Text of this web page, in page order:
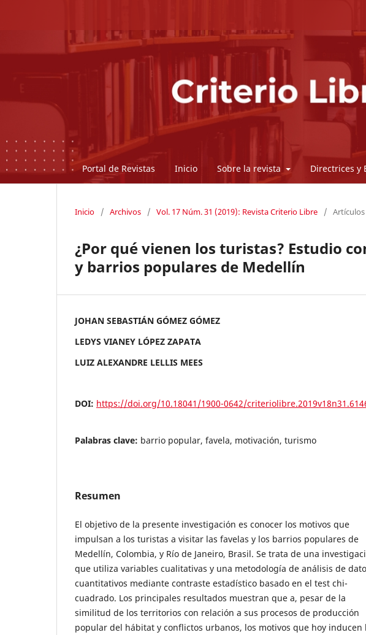
Portal de Revistas Inicio Sobre la revista Directrices y
Inicio / Archivos / Vol. 17 Núm. 31 (2019): Revista Criterio Libre / Artículos
¿Por qué vienen los turistas? Estudio
y barrios populares de Medellín
JOHAN SEBASTIÁN GÓMEZ GÓMEZ
LEDYS VIANEY LÓPEZ ZAPATA
LUIZ ALEXANDRE LELLIS MEES
DOI: https://doi.org/10.18041/1900-0642/
Palabras clave: barrio popular, favela, motivación, turismo
Resumen
El objetivo de la presente investigación es conocer los motivos que
impulsan a los turistas a visitar las favelas y los barrios populares de
Medellín, Colombia, y Río de Janeiro, Brasil. Se trata de una
que utiliza variables cualitativas y una metodología de análisis de
cuantitativos mediante contraste estadístico basado en el test chi-
cuadrado. Los principales resultados muestran que a, pesar de la
similitud de los territorios con relación a sus procesos de producción
popular del hábitat y conflictos urbanos, los motivos que hoy inducen